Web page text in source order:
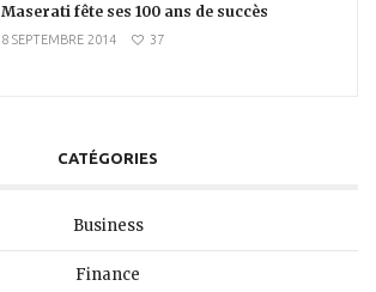
Maserati fête ses 100 ans de succès
8 SEPTEMBRE 2014 37
CATÉGORIES
Business
Finance